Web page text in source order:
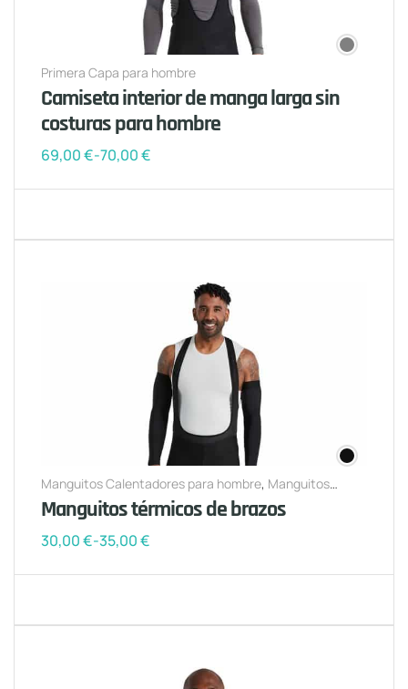
Primera Capa para hombre
Camiseta interior de manga larga sin
costuras para hombre
69,00€-70,00€
Manguitos Calentadores para hombre, Manguitos
Calentadores para mujer
Manguitos térmicos de brazos
30,00€-35,00€